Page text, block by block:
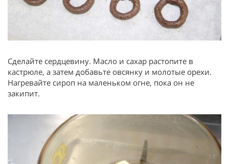
Сделайте сердцевину. Масло и сахар растопите в
кастрюле, а затем добавьте овсянку и молотые орехи.
Нагревайте сироп на маленьком огне, пока он не
закипит.